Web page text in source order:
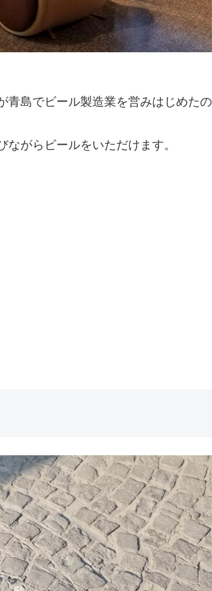
青島でビール製造業を営みはじめたの
がらビールをいただけます。